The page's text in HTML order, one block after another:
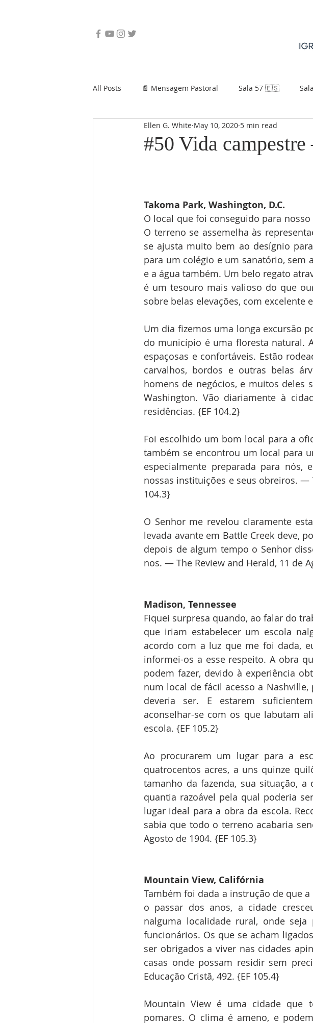
All Posts 📄 Mensagem Pastoral Sala 57 🇪🇸
#50 Vida
Ellen G. White May 10, 2020 5 min read
Takoma Park, Washington, D.C.
O local que foi conseguido para
O terreno se assemelha às
se ajusta muito bem ao desígnio
para um colégio e um sanatório, sem
e a água também. Um belo regato
é um tesouro mais valioso do que
sobre belas elevações, com excelente
Um dia fizemos uma longa excursão
do município é uma floresta natural.
espaçosas e confortáveis. Estão
carvalhos, bordos e outras belas
homens de negócios, e muitos deles
Washington. Vão diariamente à
residências. {EF 104.2}
Foi escolhido um bom local para a
também se encontrou um local para
especialmente preparada para nós,
nossas instituições e seus obreiros. —
104.3}
O Senhor me revelou claramente
levada avante em Battle Creek deve,
depois de algum tempo o Senhor
nos. — The Review and Herald, 11 de
Madison, Tennessee
Fiquei surpresa quando, ao falar do
que iriam estabelecer um escola
acordo com a luz que me foi dada,
informei-os a esse respeito. A obra
podem fazer, devido à experiência
num local de fácil acesso a
deveria ser. E estarem
aconselhar-se com os que labutam
escola. {EF 105.2}
Ao procurarem um lugar para a
quatrocentos acres, a uns quinze
tamanho da fazenda, sua situação,
quantia razoável pela qual poderia
lugar ideal para a obra da escola.
sabia que todo o terreno acabaria
Agosto de 1904. {EF 105.3}
Mountain View, Califórnia
Também foi dada a instrução de que
o passar dos anos, a cidade
nalguma localidade rural, onde
funcionários. Os que se acham
ser obrigados a viver nas cidades
casas onde possam residir sem
Educação Cristã, 492. {EF 105.4}
Mountain View é uma cidade que
pomares. O clima é ameno, e